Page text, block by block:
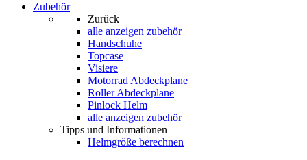
Zubehör
Zurück
alle anzeigen zubehör
Handschuhe
Topcase
Visiere
Motorrad Abdeckplane
Roller Abdeckplane
Pinlock Helm
alle anzeigen zubehör
Tipps und Informationen
Helmgröße berechnen